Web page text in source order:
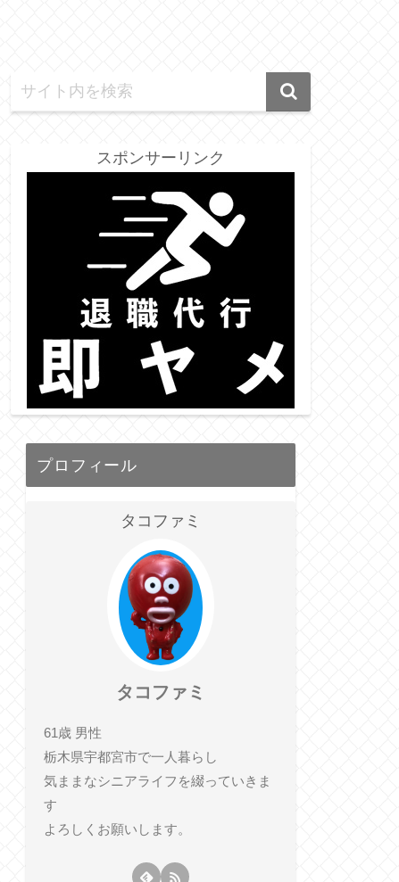
スポンサーリンク
プロフィール
タコファミ
タコファミ
61歳 男性
栃木県宇都宮市で一人暮らし
気ままなシニアライフを綴っていきま
す
よろしくお願いします。